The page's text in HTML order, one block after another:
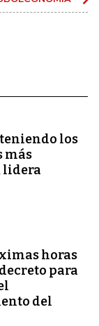
los
más
lidera
horas
para
del